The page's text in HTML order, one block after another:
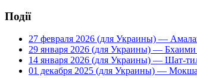
Події
27 февраля 2026 (для Украины) —
29 января 2026 (для Украины) — Бхаими
14 января 2026 (для Украины) — Шат-
01 декабря 2025 (для Украины) —